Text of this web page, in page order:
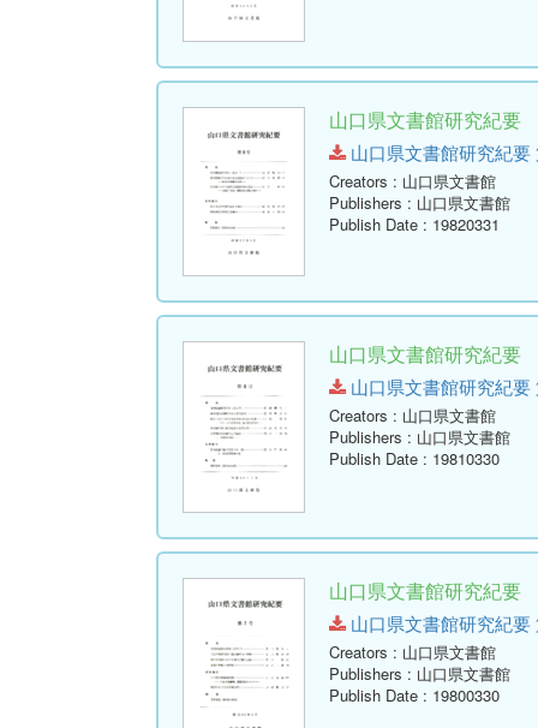
山口県文書館研究紀要
山口県文書館研究紀要
Creators : 山口県文書館
Publishers : 山口県文書館
Publish Date : 19820331
山口県文書館研究紀要
山口県文書館研究紀要
Creators : 山口県文書館
Publishers : 山口県文書館
Publish Date : 19810330
山口県文書館研究紀要
山口県文書館研究紀要
Creators : 山口県文書館
Publishers : 山口県文書館
Publish Date : 19800330